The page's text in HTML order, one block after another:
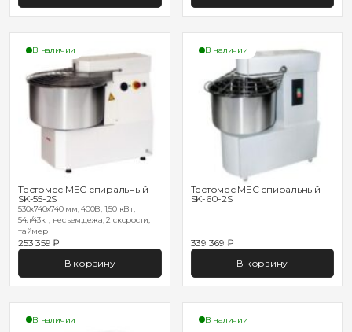
В наличии
Тестомес MEC спиральный
SK-55-2S
530х740х740 мм; 400В; 1,50 кВт;
54л/43кг; несъем.дежа, 2 скорости,
таймер
253 359 ₽
В корзину
В наличии
Тестомес MEC спиральный
SK-60-2S
339 369 ₽
В корзину
В наличии В наличии